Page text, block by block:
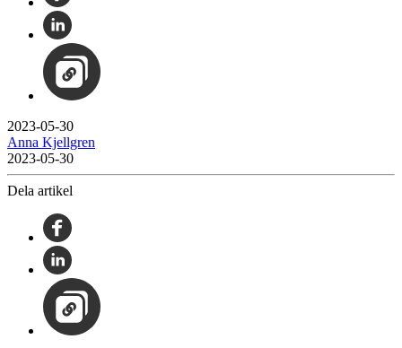
2023-05-30
Anna Kjellgren
2023-05-30
Dela artikel